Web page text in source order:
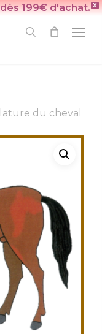
X
199€ d'achat.
search
du cheval